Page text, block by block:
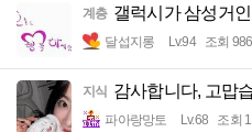
계층 갤럭시가 삼성거
달섭지롱 Lv.94 조회 986
지식 감사합니다, 고맙
파아랑망토 Lv.68 조회